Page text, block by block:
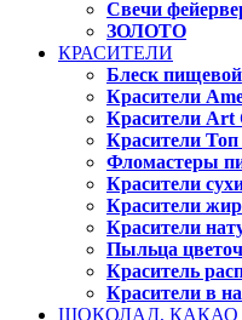
Свечи
ЗОЛОТО
КРАСИТЕЛИ
Блеск пищевой
Красители
Красители Art
Красители
Фломастеры
Красители
Красители
Красители
Пыльца
Краситель
Красители в
ШОКОЛАД, КАКАО